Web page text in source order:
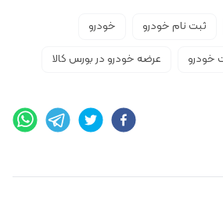
ثبت نام خودرو
خودرو
خودرو عرضه خودرو در بورس کالا